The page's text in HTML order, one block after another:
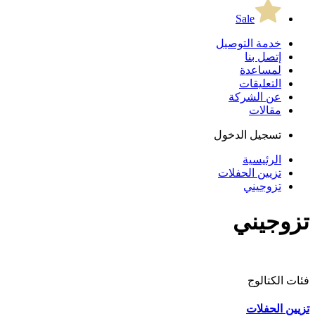
Sale
خدمة التوصيل
إتصل بنا
لمساعدة
التعليقات
عن الشركة
مقالات
تسجيل الدخول
الرئيسية
تزيين الحفلات
تزوجيني
تزوجيني
فئات الكتالوج
تزيين الحفلات